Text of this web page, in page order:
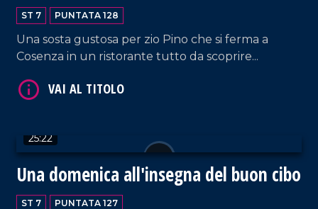
ST 7 PUNTATA 128
Una sosta gustosa per zio Pino che si ferma a
Cosenza in un ristorante tutto da scoprire...
25:22
Una domenica all'insegna del buon cibo
ST 7 PUNTATA 127
VAI AL TITOLO
VAI AL TITOLO